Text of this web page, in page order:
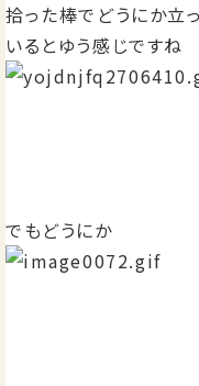
拾った棒でどうにか立
いるとゆう感じですね
でもどうにか